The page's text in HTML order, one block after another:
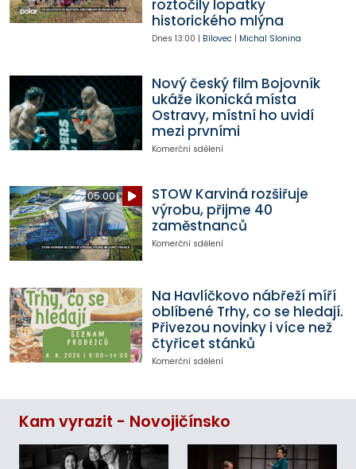
roztočily lopatky
historického mlýna
Dnes 13:00 | Bílovec| Michal Slonina
Nový český film Bojovník
ukáže ikonická místa
Ostravy, místní ho uvidí
mezi prvními
Komerční sdělení
05:00
STOW Karviná rozšiřuje
výrobu, přijme 40
zaměstnanců
Komerční sdělení
Na Havlíčkovo nábřeží míří
oblíbené Trhy, co se hledají.
Přivezou novinky i více než
čtyřicet stánků
Komerční sdělení
Kam vyrazit - Novojičínsko